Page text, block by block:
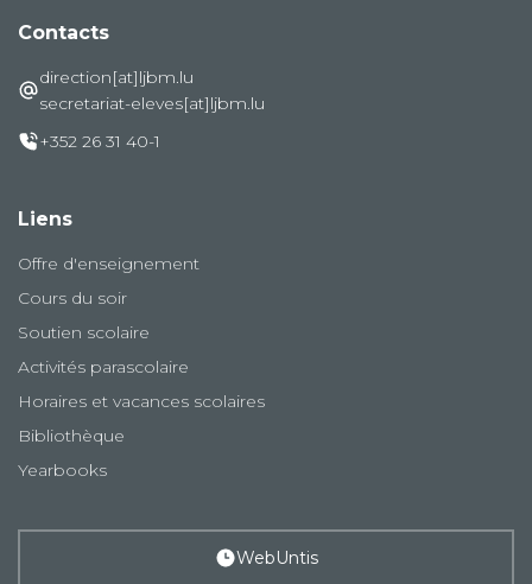
Contacts
direction[at]ljbm.lu
secretariat-eleves[at]ljbm.lu
+352 26 31 40-1
Liens
Offre d'enseignement
Cours du soir
Soutien scolaire
Activités parascolaire
Horaires et vacances scolaires
Bibliothèque
Yearbooks
WebUntis